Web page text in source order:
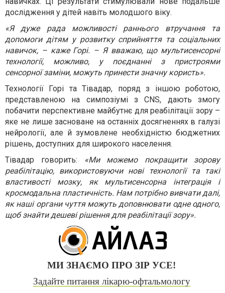
дослідження у дітей навіть молодшого віку.
«Я дуже рада можливості раннього втручання та
допомоги дітям у розвитку сприйняття та соціальних
навичок, – каже Горі. – Я вважаю, що мультисенсорні
технології, можливо, у поєднанні з пристроями
сенсорної заміни, можуть принести значну користь».
Технології Горі та Тівадар, поряд з іншою роботою,
представленою на симпозіумі з CNS, дають змогу
побачити перспективне майбутнє для реабілітації зору –
яке не лише засноване на останніх досягненнях в галузі
нейрології, але й зумовлене необхідністю бюджетних
рішень, доступних для широкого населення.
Тівадар говорить:
«Ми можемо покращити зорову
реабілітацію, використовуючи нові технології та такі
властивості мозку, як мультисенсорна інтеграція і
кросмодальна пластичність. Нам потрібно вивчати далі,
як наші органи чуття можуть доповнювати одне одного,
щоб знайти дешеві рішення для реабілітації зору».
МИ ЗНАЄМО ПРО ЗІР УСЕ!
Задайте питання лікарю-офтальмологу